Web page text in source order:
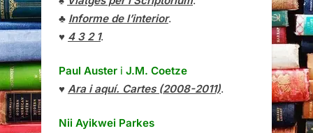
♣ Informe de l’interior.
♥ 4 3 2 1.
Paul Auster i J.M. Coetze
♥ Ara i aquí. Cartes (2008-2011).
Nii Ayikwei Parkes